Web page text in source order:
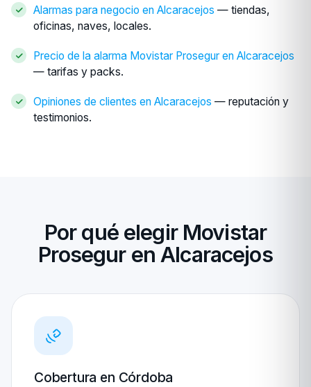
Alarmas para negocio en Alcaracejos — tiendas,
oficinas, naves, locales.
Precio de la alarma Movistar Prosegur en Alcaracejos
— tarifas y packs.
Opiniones de clientes en Alcaracejos — reputación y
testimonios.
Por qué elegir Movistar
Prosegur en Alcaracejos
Cobertura en Córdoba